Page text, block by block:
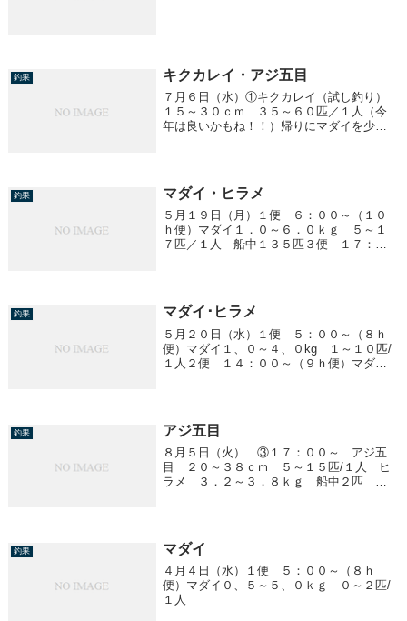
釣果 キクカレイ・アジ五目
７月６日（水）①キクカレイ（試し釣り）
１５～３０ｃｍ ３５～６０匹／１人（今
年は良いかもね！！）帰りにマダイを少し
釣果 マダイ・ヒラメ
５月１９日（月）１便 ６：００～（１０
ｈ便）マダイ１．０～６．０ｋｇ ５～１
７匹／１人 船中１３５匹３便 １７：０
釣果 マダイ･ヒラメ
５月２０日（水）１便 ５：００～（８ｈ
便）マダイ１、０～４、０kg １～１０匹/
１人２便 １４：００～（９ｈ便）マダ
釣果 アジ五目
８月５日（火） ③１７：００～ アジ五
目 ２０～３８ｃｍ ５～１５匹/１人 ヒ
ラメ ３．２～３．８ｋｇ 船中２匹 ア
釣果 マダイ
４月４日（水）１便 ５：００～（８ｈ
便）マダイ０、５～５、０ｋｇ ０～２匹/
１人